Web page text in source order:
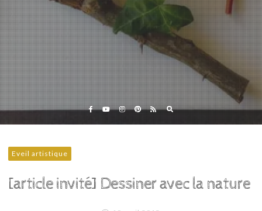
Eveil artistique
[article invité] Dessiner avec la nature